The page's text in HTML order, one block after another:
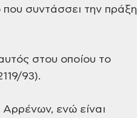
συντάσσει την πράξη
στου οποίου το
93).
ενώ είναι